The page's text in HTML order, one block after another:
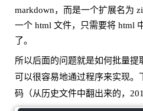
markdown，而是一个扩展名为
一个 html 文件，只需要将 html
了。
所以后面的问题就是如何批量
可以很容易地通过程序来实现。
码（从历史文件中翻出来的，